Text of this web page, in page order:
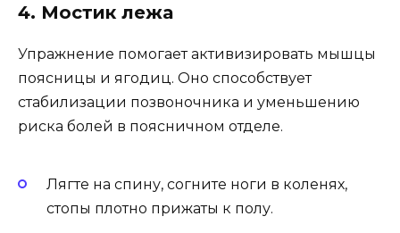
4. Мостик лежа
Упражнение помогает активизировать мышцы
поясницы и ягодиц. Оно способствует
стабилизации позвоночника и уменьшению
риска болей в поясничном отделе.
Лягте на спину, согните ноги в коленях,
стопы плотно прижаты к полу.